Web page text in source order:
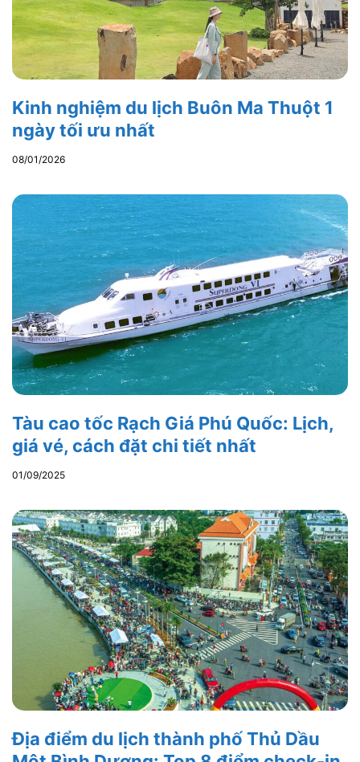
Kinh nghiệm du lịch Buôn Ma Thuột 1
ngày tối ưu nhất
08/01/2026
Tàu cao tốc Rạch Giá Phú Quốc: Lịch,
giá vé, cách đặt chi tiết nhất
01/09/2025
Địa điểm du lịch thành phố Thủ Dầu